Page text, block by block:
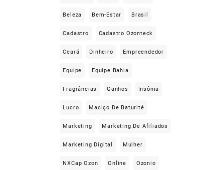
Beleza Bem-Estar Brasil
Cadastro Cadastro Ozonteck
Ceará Dinheiro Empreendedor
Equipe Equipe Bahia
Fragrâncias Ganhos Insônia
Lucro Maciço De Baturité
Marketing Marketing De Afiliados
Marketing Digital Mulher
NXCap Ozon Online Ozonio